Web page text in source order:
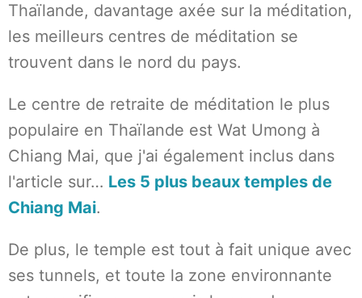
Thaïlande, davantage axée sur la méditation,
les meilleurs centres de méditation se
trouvent dans le nord du pays.
Le centre de retraite de méditation le plus
populaire en Thaïlande est Wat Umong à
Chiang Mai, que j'ai également inclus dans
l'article sur… Les 5 plus beaux temples de
Chiang Mai.
De plus, le temple est tout à fait unique avec
ses tunnels, et toute la zone environnante